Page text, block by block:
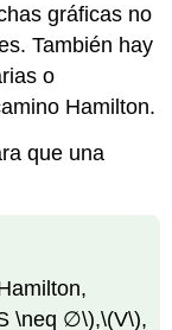
gráficas no
También hay
o
Hamilton.
que una
\neq ∅\),\(V\),